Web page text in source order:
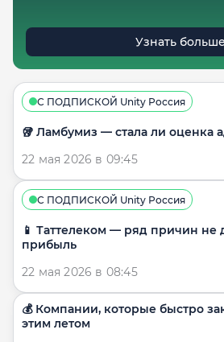
Узнать больше
С ПОДПИСКОЙ Unity Россия
🥡 Ламбумиз — стала ли оценка
22 мая 2026 в 09:45
С ПОДПИСКОЙ Unity Россия
📱 Таттелеком — ряд причин не
прибыль
22 мая 2026 в 08:45
💰 Компании, которые быстро
этим летом